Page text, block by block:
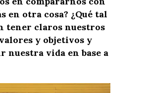
en otra cosa? ¿Qué tal
tener claros nuestros
y objetivos y
nuestra vida en base a